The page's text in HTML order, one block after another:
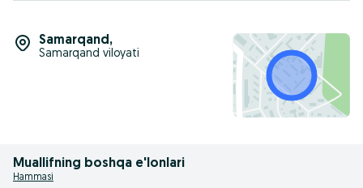
Samarqand ,
Samarqand viloyati
Muallifning boshqa e'lonlari
Hammasi